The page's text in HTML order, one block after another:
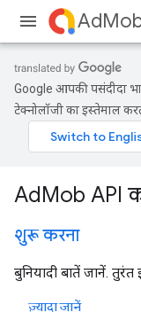
Google आपकी पसंदीदा
टेक्नोलॉजी का इस्तेमाल
AdMob API
शुरू करना
बुनियादी बातें जानें.
ज़्यादा जानें